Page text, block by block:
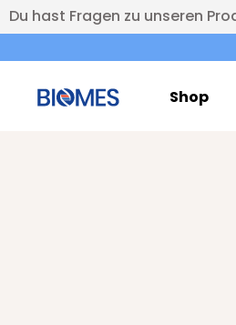
Du hast Fragen zu unseren
Shop